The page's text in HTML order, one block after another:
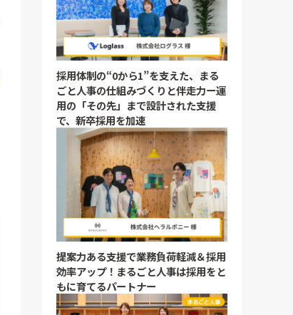
採用体制の“0から1”を支えた、まる
ごと人事の仕組みづくりと伴走力ー運
用の「その先」まで設計された支援
で、新卒採用を加速
提案力ある支援で業務負荷軽減＆採用
効率アップ！まるごと人事は採用をと
もに育てるパートナー